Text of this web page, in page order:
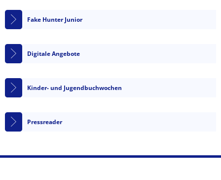
Fake Hunter Junior
Digitale Angebote
Kinder- und Jugendbuchwochen
Pressreader